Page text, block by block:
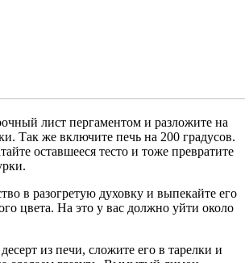
лист пергаментом и разложите на
Так же включите печь на 200 градусов.
оставшееся тесто и тоже превратите
в разогретую духовку и выпекайте его
цвета. На это у вас должно уйти около
из печи, сложите его в тарелки и